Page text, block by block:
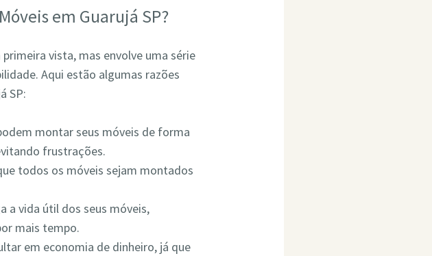
em Guarujá SP?
vista, mas envolve uma série
Aqui estão algumas razões
SP:
montar seus móveis de forma
frustrações.
todos os móveis sejam montados
a vida útil dos seus móveis,
mais tempo.
em economia de dinheiro, já que